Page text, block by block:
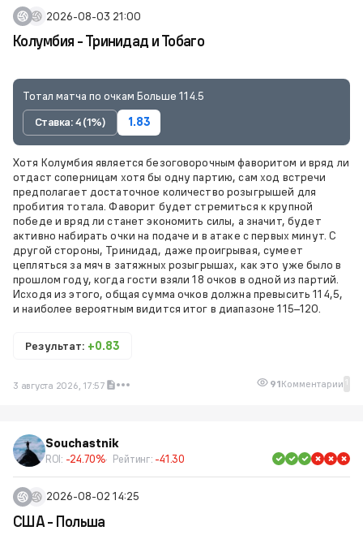
2026-08-03 21:00
Колумбия - Тринидад и Тобаго
Тотал матча по очкам Больше 114.5
Ставка: 4 (1%)
1.83
Хотя Колумбия является безоговорочным фаворитом и вряд ли
отдаст соперницам хотя бы одну партию, сам ход встречи
предполагает достаточное количество розыгрышей для
пробития тотала. Фаворит будет стремиться к крупной
победе и вряд ли станет экономить силы, а значит, будет
активно набирать очки на подаче и в атаке с первых минут. С
другой стороны, Тринидад, даже проигрывая, сумеет
цепляться за мяч в затяжных розыгрышах, как это уже было в
прошлом году, когда гости взяли 18 очков в одной из партий.
Исходя из этого, общая сумма очков должна превысить 114,5,
и наиболее вероятным видится итог в диапазоне 115–120.
Результат: +0.83
3 августа 2026, 17:57 91Комментарии 1
Souchastnik
ROI: -24.70% Рейтинг: -41.30
2026-08-02 14:25
США - Польша